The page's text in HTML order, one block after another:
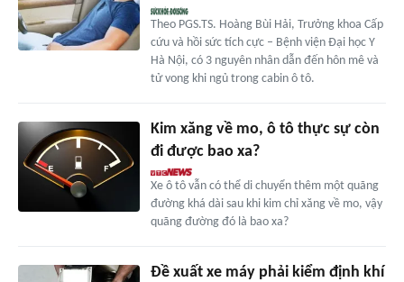
Theo PGS.TS. Hoàng Bùi Hải, Trưởng khoa Cấp
cứu và hồi sức tích cực – Bệnh viện Đại học Y
Hà Nội, có 3 nguyên nhân dẫn đến hôn mê và
tử vong khi ngủ trong cabin ô tô.
Kim xăng về mo, ô tô thực sự còn
đi được bao xa?
Xe ô tô vẫn có thể di chuyển thêm một quãng
đường khá dài sau khi kim chỉ xăng về mo, vậy
quãng đường đó là bao xa?
Đề xuất xe máy phải kiểm định khí